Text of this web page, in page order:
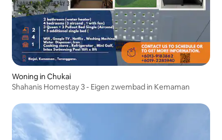
Woning in Chukai
Shahanis Homestay 3 - Eigen zwembad in Kemaman